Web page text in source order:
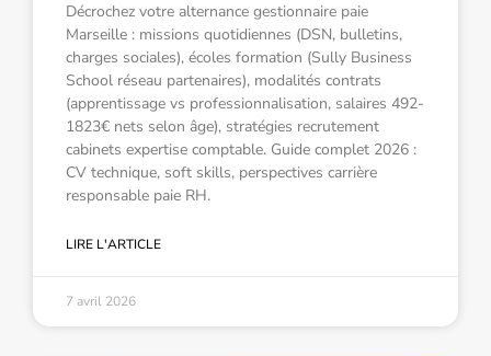
Décrochez votre alternance gestionnaire paie
Marseille : missions quotidiennes (DSN, bulletins,
charges sociales), écoles formation (Sully Business
School réseau partenaires), modalités contrats
(apprentissage vs professionnalisation, salaires 492-
1823€ nets selon âge), stratégies recrutement
cabinets expertise comptable. Guide complet 2026 :
CV technique, soft skills, perspectives carrière
responsable paie RH.
LIRE L'ARTICLE
7 avril 2026